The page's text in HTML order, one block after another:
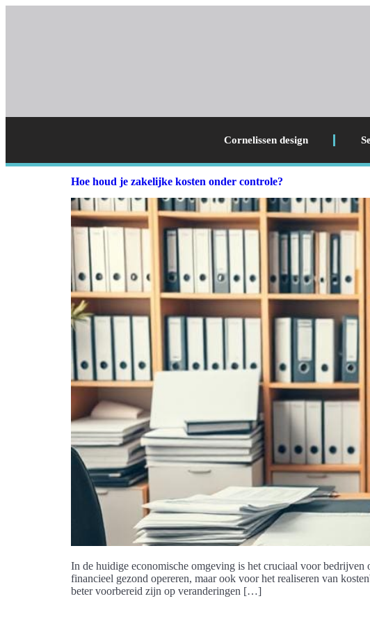
Cornelissen design
Hoe houd je zakelijke kosten onder controle?
In de huidige economische omgeving is het cruciaal voor
financieel gezond opereren, maar ook voor het realiseren van
beter voorbereid zijn op veranderingen […]